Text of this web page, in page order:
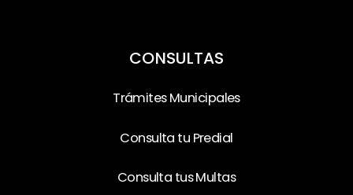
CONSULTAS
Trámites Municipales
Consulta tu Predial
Consulta tus Multas